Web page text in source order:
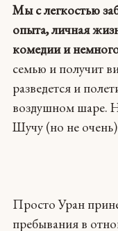
Мы с легкостью
опыта, личная
комедии и
семью и получит
разведется и
воздушном шаре.
Шучу (но не
Просто Уран
пребывания в